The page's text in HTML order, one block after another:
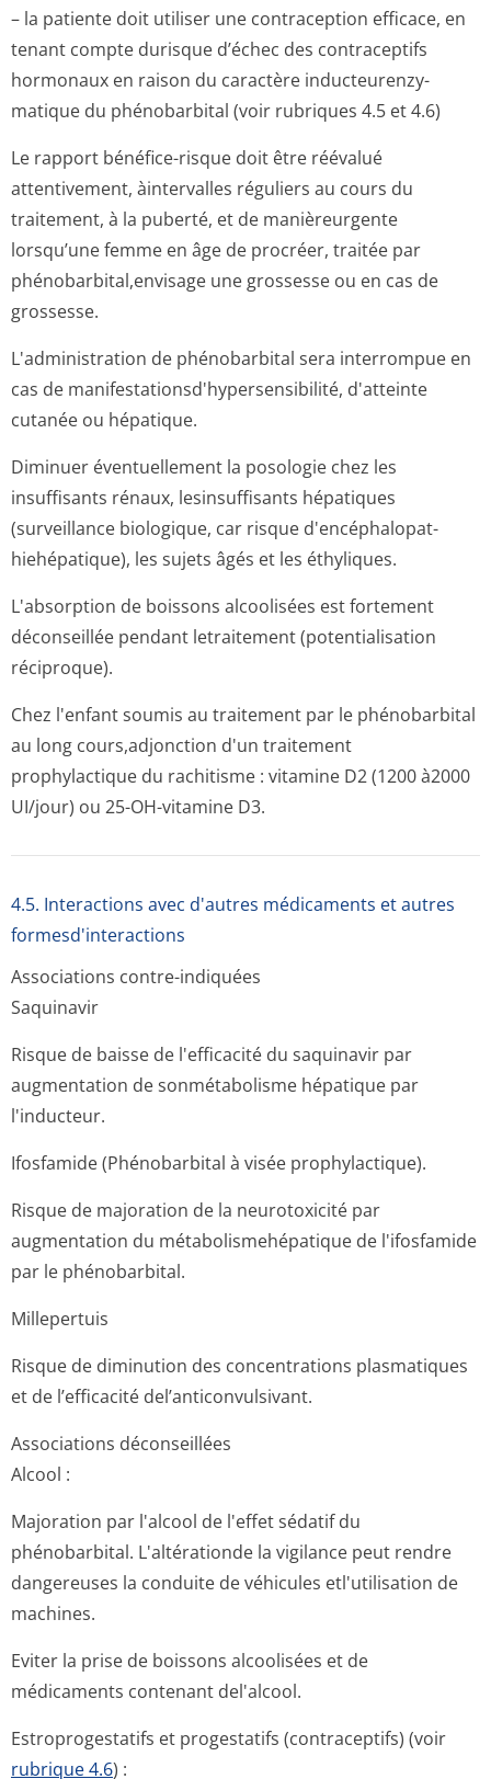
– la patiente doit utiliser une contraception efficace, en
tenant compte durisque d’échec des contraceptifs
hormonaux en raison du caractère inducteurenzy­
matique du phénobarbital (voir rubriques 4.5 et 4.6)
Le rapport bénéfice-risque doit être réévalué
attentivement, àintervalles réguliers au cours du
traitement, à la puberté, et de manièreurgente
lorsqu’une femme en âge de procréer, traitée par
phénobarbital,en­visage une grossesse ou en cas de
grossesse.
L'administration de phénobarbital sera interrompue en
cas de manifestation­sd'hypersensi­bilité, d'atteinte
cutanée ou hépatique.
Diminuer éventuellement la posologie chez les
insuffisants rénaux, lesinsuffisants hépatiques
(surveillance biologique, car risque d'encéphalopat­
hiehépatique), les sujets âgés et les éthyliques.
L'absorption de boissons alcoolisées est fortement
déconseillée pendant letraitement (potentialisation
réciproque).
Chez l'enfant soumis au traitement par le phénobarbital
au long cours,adjonction d'un traitement
prophylactique du rachitisme : vitamine D2 (1200 à2000
UI/jour) ou 25-OH-vitamine D3.
4.5. Interactions avec d'autres médicaments et autres
formesd'interactions
Associations contre-indiquées
Saquinavir
Risque de baisse de l'efficacité du saquinavir par
augmentation de sonmétabolisme hépatique par
l'inducteur.
Ifosfamide (Phénobarbital à visée prophylactique).
Risque de majoration de la neurotoxicité par
augmentation du métabolismehé­patique de l'ifosfamide
par le phénobarbital.
Millepertuis
Risque de diminution des concentrations plasmatiques
et de l’efficacité del’anticonvul­sivant.
Associations déconseillées
Alcool :
Majoration par l'alcool de l'effet sédatif du
phénobarbital. L'altérationde la vigilance peut rendre
dangereuses la conduite de véhicules etl'utilisation de
machines.
Eviter la prise de boissons alcoolisées et de
médicaments contenant del'alcool.
Estroprogestatifs et progestatifs (contraceptifs) (voir
rubrique 4.6) :